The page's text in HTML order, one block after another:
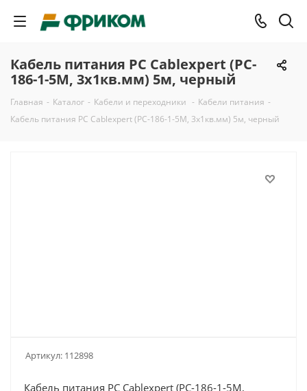
Кабель питания PC Cablexpert (PC-
186-1-5M, 3x1кв.мм) 5м, черный
Главная - Каталог - Кабели и переходники - Кабели питания -
Кабель питания PC Cablexpert (PC-186-1-5M, 3x1кв.мм) 5м, черный
Артикул: 112898
Кабель питания PC Cablexpert (PC-186-1-5M,